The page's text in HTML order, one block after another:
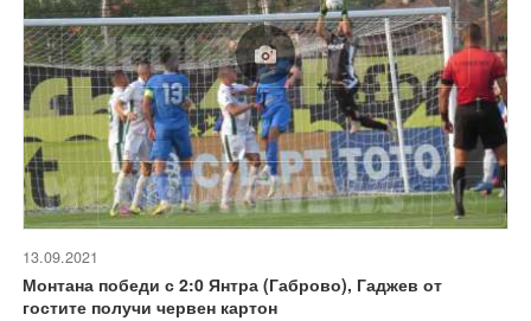
13.09.2021
Монтана победи с 2:0 Янтра (Габрово), Гаджев от
гостите получи червен картон